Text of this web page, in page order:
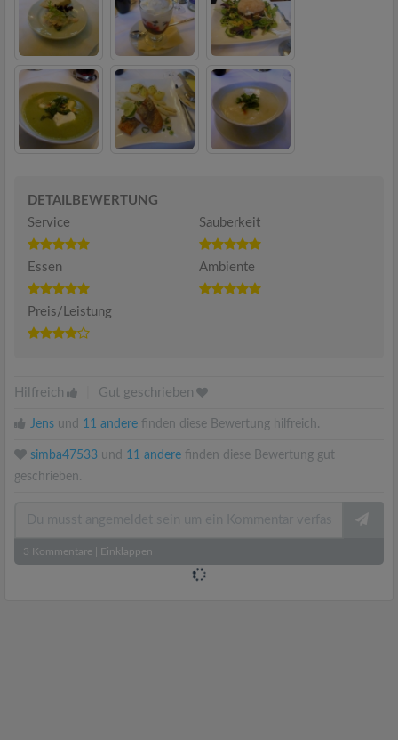
DETAILBEWERTUNG
Service
Sauberkeit
Essen Ambiente
Preis/Leistung
Hilfreich Gut geschrieben
Jens und 11 andere finden diese Bewertung hilfreich.
simba47533 und 11 andere finden diese Bewertung gut
geschrieben.
3 Kommentare Einklappen